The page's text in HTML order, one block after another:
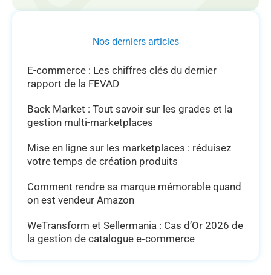
Nos derniers articles
E-commerce : Les chiffres clés du dernier
rapport de la FEVAD
Back Market : Tout savoir sur les grades et la
gestion multi-marketplaces
Mise en ligne sur les marketplaces : réduisez
votre temps de création produits
Comment rendre sa marque mémorable quand
on est vendeur Amazon
WeTransform et Sellermania : Cas d’Or 2026 de
la gestion de catalogue e‑commerce